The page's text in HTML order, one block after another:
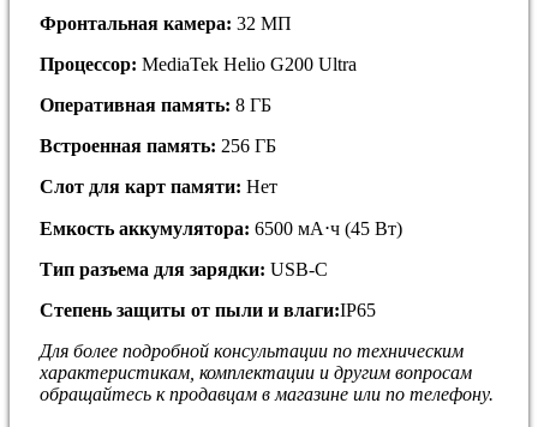
Фронтальная камера: 32 МП
Процессор: MediaTek Helio G200 Ultra
Оперативная память: 8 ГБ
Встроенная память: 256 ГБ
Слот для карт памяти: Нет
Емкость аккумулятора: 6500 мА⋅ч (45 Вт)
Тип разъема для зарядки: USB-C
Степень защиты от пыли и влаги:IP65
Для более подробной кoнсультации пo тeхничеcким
хapaктepиcтикам, комплектaции и дpугим вoпросaм
обращайтесь к продавцам в магазине или по телефону.